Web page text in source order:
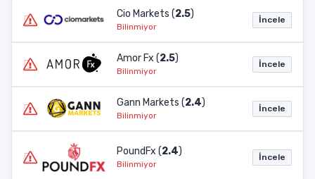
Cio Markets (2.5)
Bilinmiyor
İncele
Amor Fx (2.5)
Bilinmiyor
İncele
Gann Markets (2.4)
Bilinmiyor
İncele
PoundFx (2.4)
Bilinmiyor
İncele